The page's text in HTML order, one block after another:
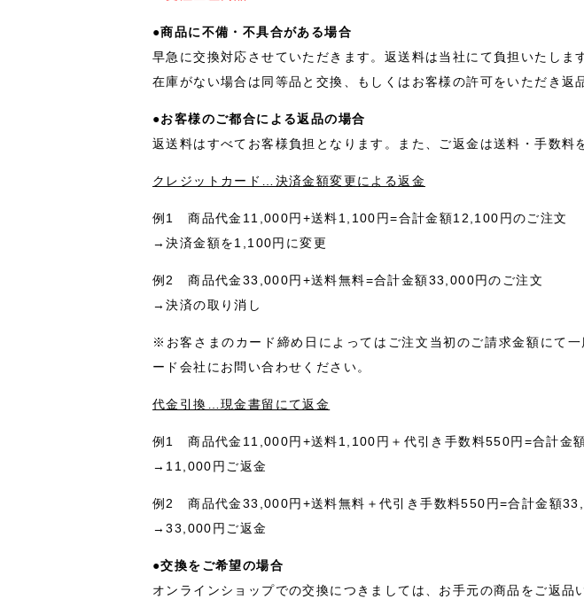
●商品に不備・不具合がある場合
早急に交換対応させていただきます。返送料は当社にて負担いたしま
在庫がない場合は同等品と交換、もしくはお客様の許可をいただき返
●お客様のご都合による返品の場合
返送料はすべてお客様負担となります。また、ご返金は送料・手数料
クレジットカード…決済金額変更による返金
例1 商品代金11,000円+送料1,100円=合計金額12,100円のご注文
→決済金額を1,100円に変更
例2 商品代金33,000円+送料無料=合計金額33,000円のご注文
→決済の取り消し
※お客さまのカード締め日によってはご注文当初のご請求金額にて
ード会社にお問い合わせください。
代金引換…現金書留にて返金
例1 商品代金11,000円+送料1,100円＋代引き手数料550円=合計金
→11,000円ご返金
例2 商品代金33,000円+送料無料＋代引き手数料550円=合計金額
→33,000円ご返金
●交換をご希望の場合
オンラインショップでの交換につきましては、お手元の商品をご返